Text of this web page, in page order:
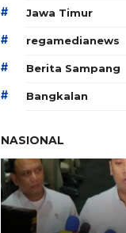
# Jawa Timur
# regamedianews
# Berita Sampang
# Bangkalan
NASIONAL